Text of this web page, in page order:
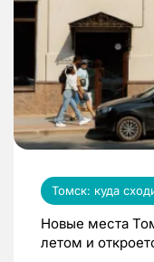
Томск: куда
Новые места
летом и